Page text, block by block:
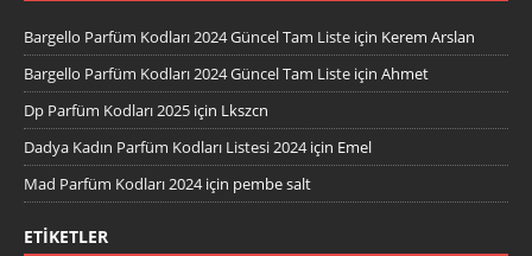
Bargello Parfüm Kodları 2024 Güncel Tam Liste için Kerem Arslan
Bargello Parfüm Kodları 2024 Güncel Tam Liste için Ahmet
Dp Parfüm Kodları 2025 için Lkszcn
Dadya Kadın Parfüm Kodları Listesi 2024için Emel
Mad Parfüm Kodları 2024için pembe salt
ETIKETLER